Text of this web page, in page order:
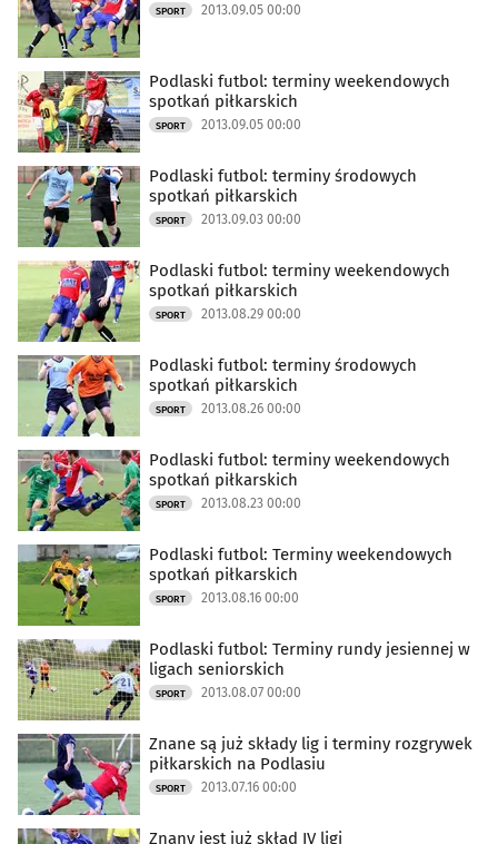
SPORT 2013.09.05 00:00
Podlaski futbol: terminy weekendowych
spotkań piłkarskich
SPORT 2013.09.05 00:00
Podlaski futbol: terminy środowych
spotkań piłkarskich
SPORT 2013.09.03 00:00
Podlaski futbol: terminy weekendowych
spotkań piłkarskich
SPORT 2013.08.29 00:00
Podlaski futbol: terminy środowych
spotkań piłkarskich
SPORT 2013.08.26 00:00
Podlaski futbol: terminy weekendowych
spotkań piłkarskich
SPORT 2013.08.23 00:00
Podlaski futbol: Terminy weekendowych
spotkań piłkarskich
SPORT 2013.08.16 00:00
Podlaski futbol: Terminy rundy jesiennej w
ligach seniorskich
SPORT 2013.08.07 00:00
Znane są już składy lig i terminy rozgrywek
piłkarskich na Podlasiu
SPORT 2013.07.16 00:00
Znany jest już skład IV ligi